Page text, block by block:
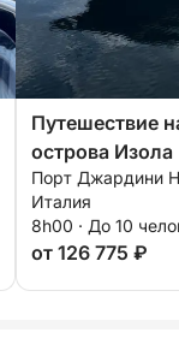
Путешествие
острова
Алессио:
Порт Джардини
Италия
8h00 · До 10
от 126 775 ₽